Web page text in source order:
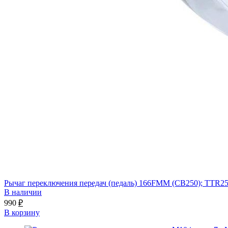
Рычаг переключения передач (педаль) 166FMM (CB250);
В наличии
990 ₽
В корзину